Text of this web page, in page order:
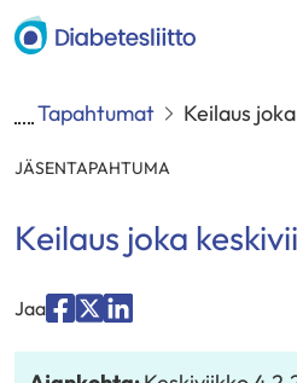
Siirry
sisältöön
Diabetesliitto
Tapahtumat Keilaus
JÄSENTAPAHTUMA
Keilaus joka
Jaa